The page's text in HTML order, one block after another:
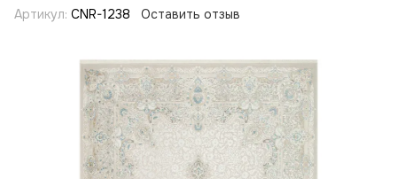
Артикул: CNR-1238 Оставить отзыв